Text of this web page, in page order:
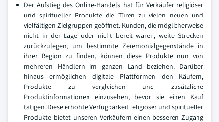
Der Aufstieg des Online-Handels hat für Verkäufer religiöser
und spiritueller Produkte die Türen zu vielen neuen und
vielfältigen Zielgruppen geöffnet. Kunden, die möglicherweise
nicht in der Lage oder nicht bereit waren, weite Strecken
zurückzulegen, um bestimmte Zeremonialgegenstände in
ihrer Region zu finden, können diese Produkte nun von
mehreren Händlern im ganzen Land beziehen. Darüber
hinaus ermöglichen digitale Plattformen den Käufern,
Produkte zu vergleichen und zusätzliche
Produktinformationen einzusehen, bevor sie einen Kauf
tätigen. Diese erhöhte Verfügbarkeit religiöser und spiritueller
Produkte bietet unseren Verkäufern einen besseren Zugang